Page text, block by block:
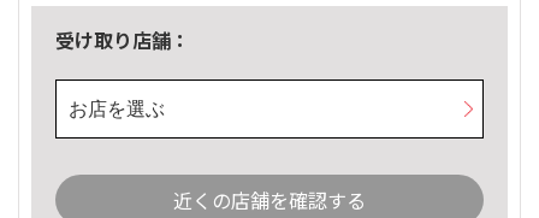
受け取り店舗：
お店を選ぶ
近くの店舗を確認する